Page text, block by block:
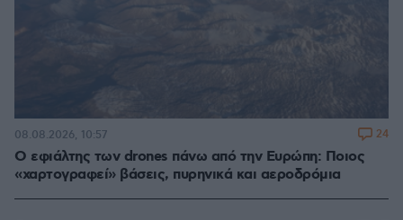
Ο εφιάλτης των drones πάνω από την Ευρώπη: Ποιος
«χαρτογραφεί» βάσεις, πυρηνικά και αεροδρόμια
08.08.2026, 10:57 24